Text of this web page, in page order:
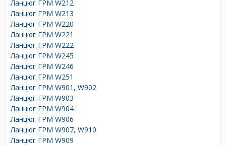
Ланцюг ГРМ W212
Ланцюг ГРМ W213
Ланцюг ГРМ W220
Ланцюг ГРМ W221
Ланцюг ГРМ W222
Ланцюг ГРМ W245
Ланцюг ГРМ W246
Ланцюг ГРМ W251
Ланцюг ГРМ W901, W902
Ланцюг ГРМ W903
Ланцюг ГРМ W904
Ланцюг ГРМ W906
Ланцюг ГРМ W907, W910
Ланцюг ГРМ W909